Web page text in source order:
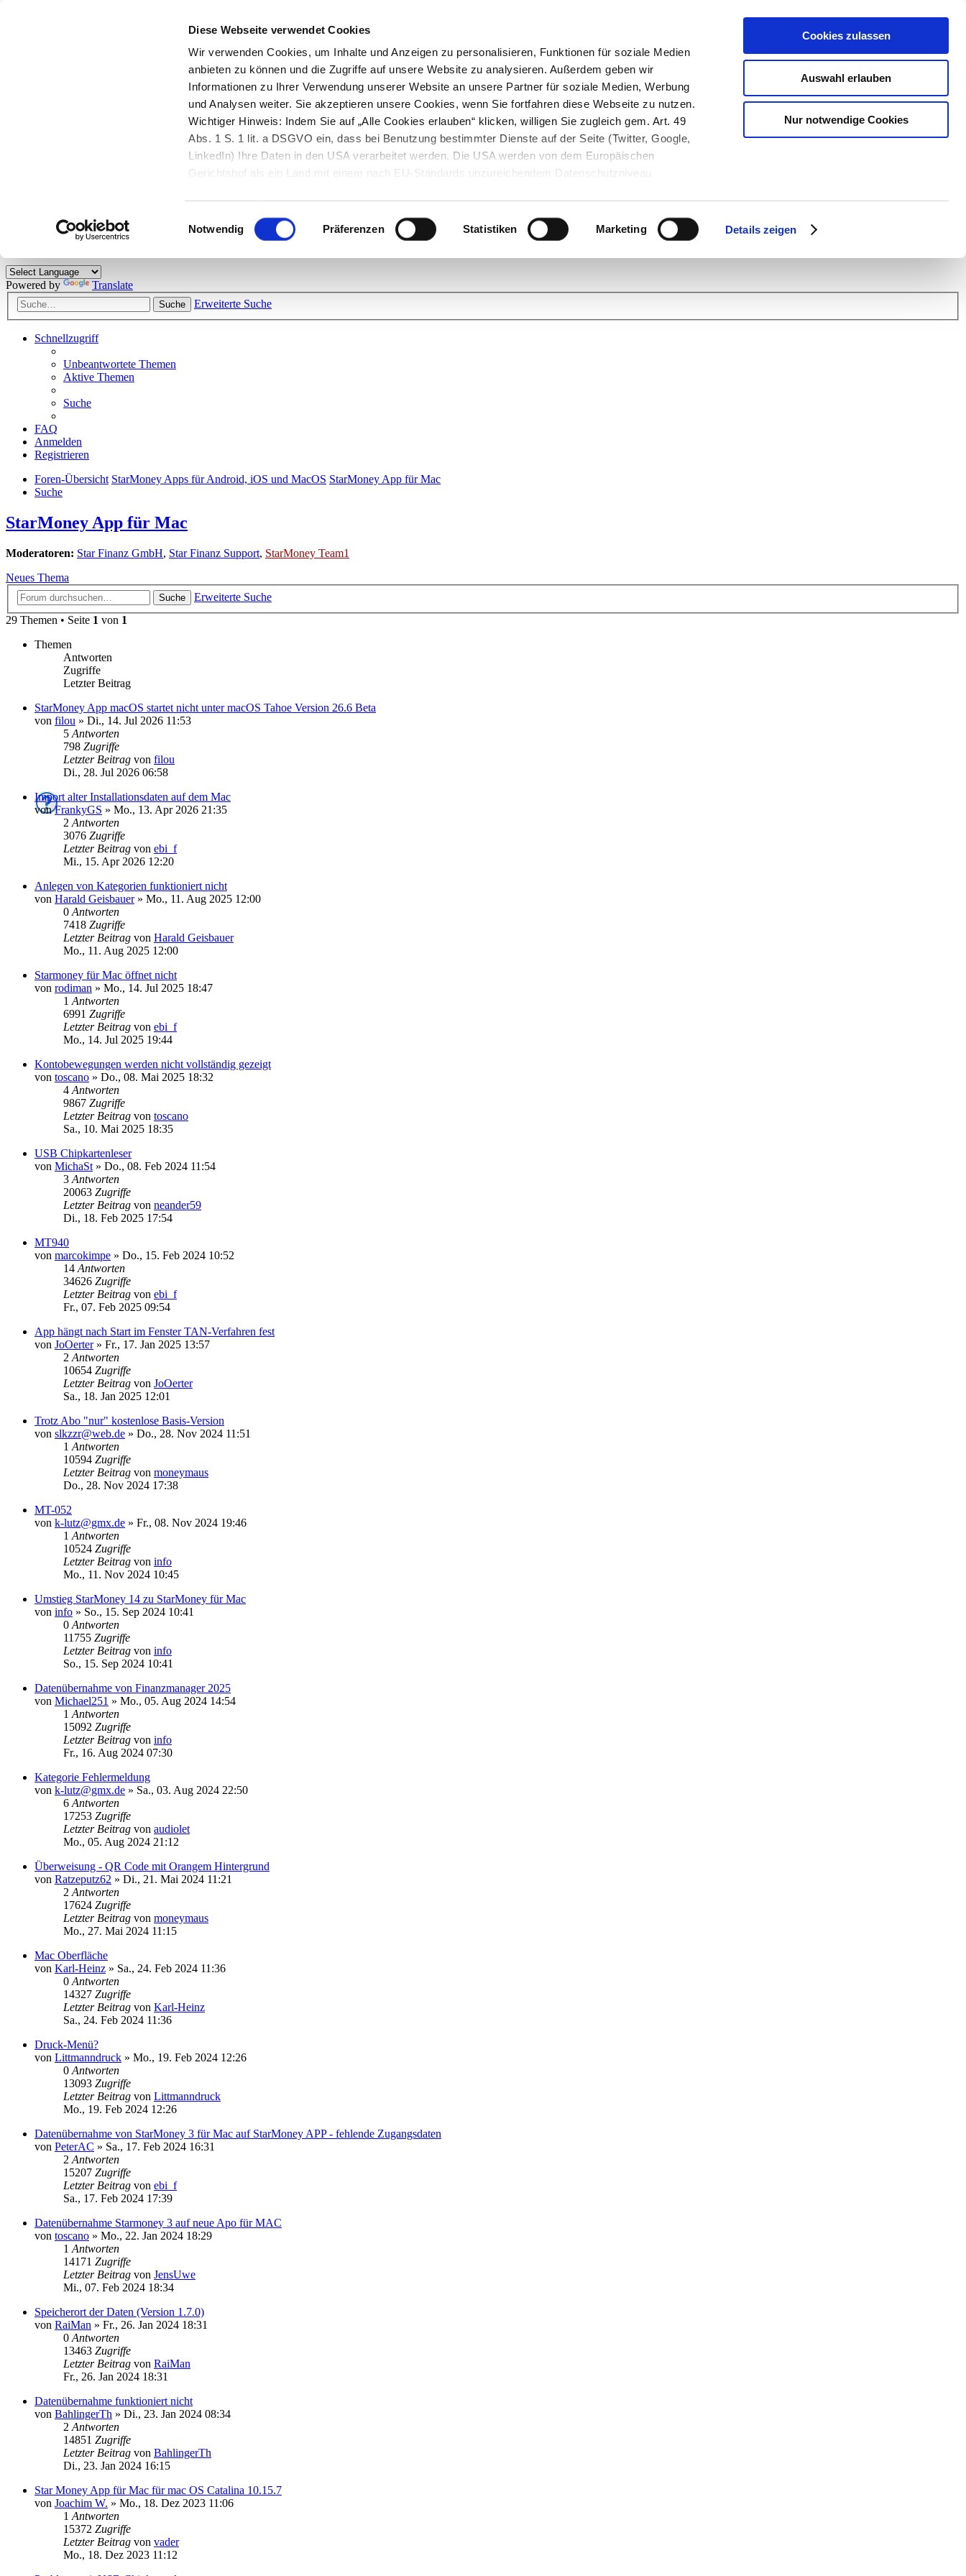
Diese Webseite verwendet Cookies
Wir verwenden Cookies, um Inhalte und Anzeigen zu personalisieren, Funktionen für soziale Medien
anbieten zu können und die Zugriffe auf unsere Website zu analysieren. Außerdem geben wir
Informationen zu Ihrer Verwendung unserer Website an unsere Partner für soziale Medien, Werbung
und Analysen weiter. Sie akzeptieren unsere Cookies, wenn Sie fortfahren diese Webseite zu nutzen.
Wichtiger Hinweis: Indem Sie auf „Alle Cookies erlauben“ klicken, willigen Sie zugleich gem. Art. 49
Abs. 1 S. 1 lit. a DSGVO ein, dass bei Benutzung bestimmter Dienste auf der Seite (Twitter, Google,
LinkedIn) Ihre Daten in den USA verarbeitet werden. Die USA werden von dem Europäischen
Gerichtshof als ein Land mit einem nach EU-Standards unzureichendem Datenschutzniveau
Einwilligungsauswahl
Notwendig Präferenzen Statistiken Marketing Details zeigen
Cookies zulassen
Auswahl erlauben
Nur notwendige Cookies
Herzlich willkommen!
Kunden viele nützliche Hilfestellungen und interessante Tipps und Tricks. Stellen Sie Ihre Fragen und helfen Sie mit Ihrem Wissen anderen weiter.
Powered by Translate
Suche Erweiterte Suche
Schnellzugriff
Unbeantwortete Themen
Aktive Themen
Suche
FAQ
Anmelden
Registrieren
Foren-Übersicht StarMoney Apps für Android, iOS und MacOS StarMoney App für Mac
Suche
StarMoney App für Mac
Moderatoren: Star Finanz GmbH, Star Finanz Support, StarMoney Team1
Neues Thema
Suche
Erweiterte Suche
29 Themen • Seite 1 von 1
Themen
Antworten
Zugriffe
Letzter Beitrag
StarMoney App macOS startet nicht unter macOS Tahoe Version 26.6 Beta
von filou » Di., 14. Jul 2026 11:53
5 Antworten
798 Zugriffe
Letzter Beitrag von filou
Di., 28. Jul 2026 06:58
Import alter Installationsdaten auf dem Mac
vonFrankyGS » Mo., 13. Apr 2026 21:35
2 Antworten
3076 Zugriffe
Letzter Beitrag von ebi_f
Mi., 15. Apr 2026 12:20
Anlegen von Kategorien funktioniert nicht
von Harald Geisbauer» Mo., 11. Aug 2025 12:00
0 Antworten
7418 Zugriffe
Letzter Beitrag von Harald Geisbauer
Mo., 11. Aug 2025 12:00
Starmoney für Mac öffnet nicht
von rodiman » Mo., 14. Jul 2025 18:47
1 Antworten
6991 Zugriffe
Letzter Beitrag von ebi_f
Mo., 14. Jul 2025 19:44
Kontobewegungen werden nicht vollständig gezeigt
von toscano » Do., 08. Mai 2025 18:32
4 Antworten
9867 Zugriffe
Letzter Beitrag von toscano
Sa., 10. Mai 2025 18:35
USB Chipkartenleser
von MichaSt » Do., 08. Feb 2024 11:54
3 Antworten
20063 Zugriffe
Letzter Beitrag von neander59
Di., 18. Feb 2025 17:54
MT940
von marcokimpe » Do., 15. Feb 2024 10:52
14 Antworten
34626 Zugriffe
Letzter Beitrag von ebi_f
Fr., 07. Feb 2025 09:54
App hängt nach Start im Fenster TAN-Verfahren fest
von JoOerter» Fr., 17. Jan 2025 13:57
2 Antworten
10654 Zugriffe
Letzter Beitrag von JoOerter
Sa., 18. Jan 2025 12:01
Trotz Abo "nur" kostenlose Basis-Version
von slkzzr@web.de » Do., 28. Nov 2024 11:51
1 Antworten
10594 Zugriffe
Letzter Beitrag von moneymaus
Do., 28. Nov 2024 17:38
MT-052
von k-lutz@gmx.de » Fr., 08. Nov 2024 19:46
1 Antworten
10524 Zugriffe
Letzter Beitrag von info
Mo., 11. Nov 2024 10:45
Umstieg StarMoney 14 zu StarMoney für Mac
von info » So., 15. Sep 2024 10:41
0 Antworten
11755 Zugriffe
Letzter Beitrag von info
So., 15. Sep 2024 10:41
Datenübernahme von Finanzmanager 2025
von Michael251 » Mo., 05. Aug 2024 14:54
1 Antworten
15092 Zugriffe
Letzter Beitrag von info
Fr., 16. Aug 2024 07:30
Kategorie Fehlermeldung
von k-lutz@gmx.de » Sa., 03. Aug 2024 22:50
6 Antworten
17253 Zugriffe
Letzter Beitrag von audiolet
Mo., 05. Aug 2024 21:12
Überweisung - QR Code mit Orangem Hintergrund
von Ratzeputz62 » Di., 21. Mai 2024 11:21
2 Antworten
17624 Zugriffe
Letzter Beitrag von moneymaus
Mo., 27. Mai 2024 11:15
Mac Oberfläche
von Karl-Heinz » Sa., 24. Feb 2024 11:36
0 Antworten
14327 Zugriffe
Letzter Beitrag von Karl-Heinz
Sa., 24. Feb 2024 11:36
Druck-Menü?
von Littmanndruck » Mo., 19. Feb 2024 12:26
0 Antworten
13093 Zugriffe
Letzter Beitrag von Littmanndruck
Mo., 19. Feb 2024 12:26
Datenübernahme von StarMoney 3 für Mac auf StarMoney APP - fehlende Zugangsdaten
von PeterAC » Sa., 17. Feb 2024 16:31
2 Antworten
15207 Zugriffe
Letzter Beitrag von ebi_f
Sa., 17. Feb 2024 17:39
Datenübernahme Starmoney 3 auf neue Apo für MAC
von toscano » Mo., 22. Jan 2024 18:29
1 Antworten
14171 Zugriffe
Letzter Beitrag von JensUwe
Mi., 07. Feb 2024 18:34
Speicherort der Daten (Version 1.7.0)
von RaiMan » Fr., 26. Jan 2024 18:31
0 Antworten
13463 Zugriffe
Letzter Beitrag von RaiMan
Fr., 26. Jan 2024 18:31
Datenübernahme funktioniert nicht
von BahlingerTh » Di., 23. Jan 2024 08:34
2 Antworten
14851 Zugriffe
Letzter Beitrag von BahlingerTh
Di., 23. Jan 2024 16:15
Star Money App für Mac für mac OS Catalina 10.15.7
von Joachim W. » Mo., 18. Dez 2023 11:06
1 Antworten
15372 Zugriffe
Letzter Beitrag von vader
Mo., 18. Dez 2023 11:12